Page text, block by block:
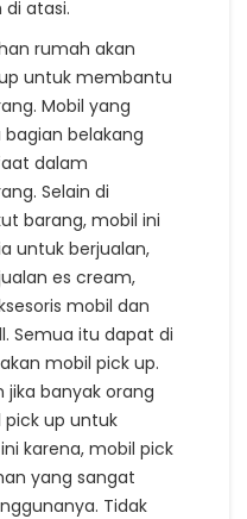
atasi.
rumah akan
untuk membantu
Mobil yang
belakang
dalam
Selain di
barang, mobil ini
untuk berjualan,
es cream,
mobil dan
Semua itu dapat di
mobil pick up.
jika banyak orang
up untuk
karena, mobil pick
yang sangat
Tidak